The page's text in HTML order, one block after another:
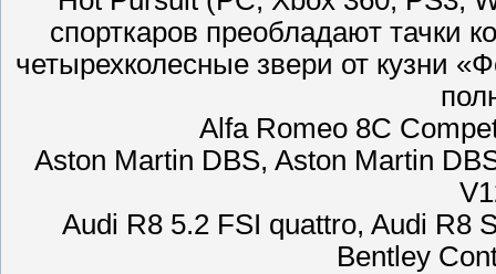
спорткаров преобладают тачки
четырехколесные звери от кузни
Alfa Romeo 8C
Aston Martin DBS, Aston Martin
Audi R8 5.2 FSI quattro, Audi R8
Bentley